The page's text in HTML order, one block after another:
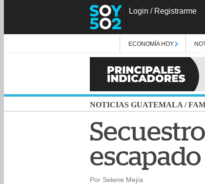
Login / Registrarme
ECONOMÍA HOY
NOTICIAS GUATEMALA /
Por Selene Mejía